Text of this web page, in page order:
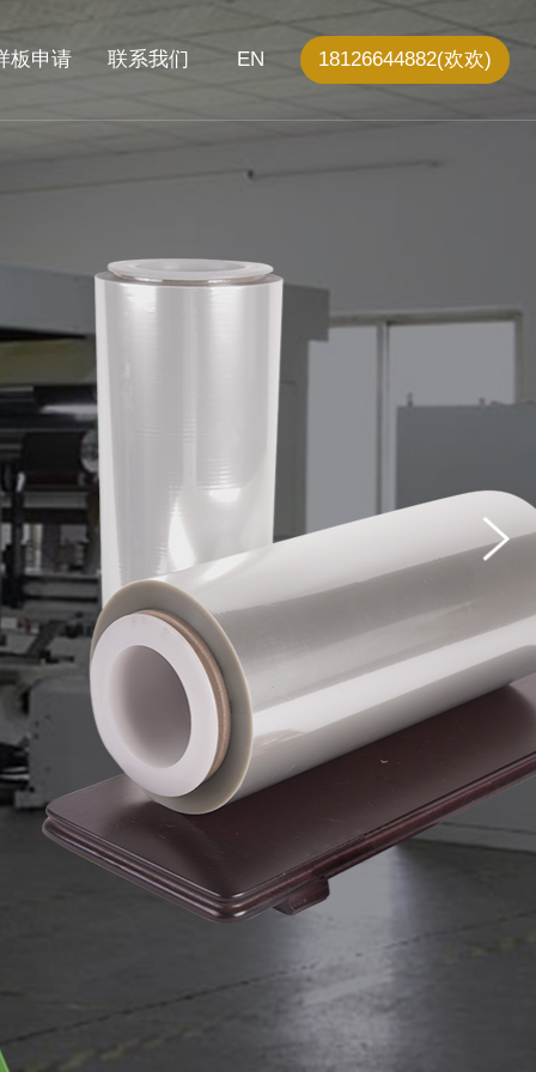
板申请 联系我们 EN 18126644882(欢欢)